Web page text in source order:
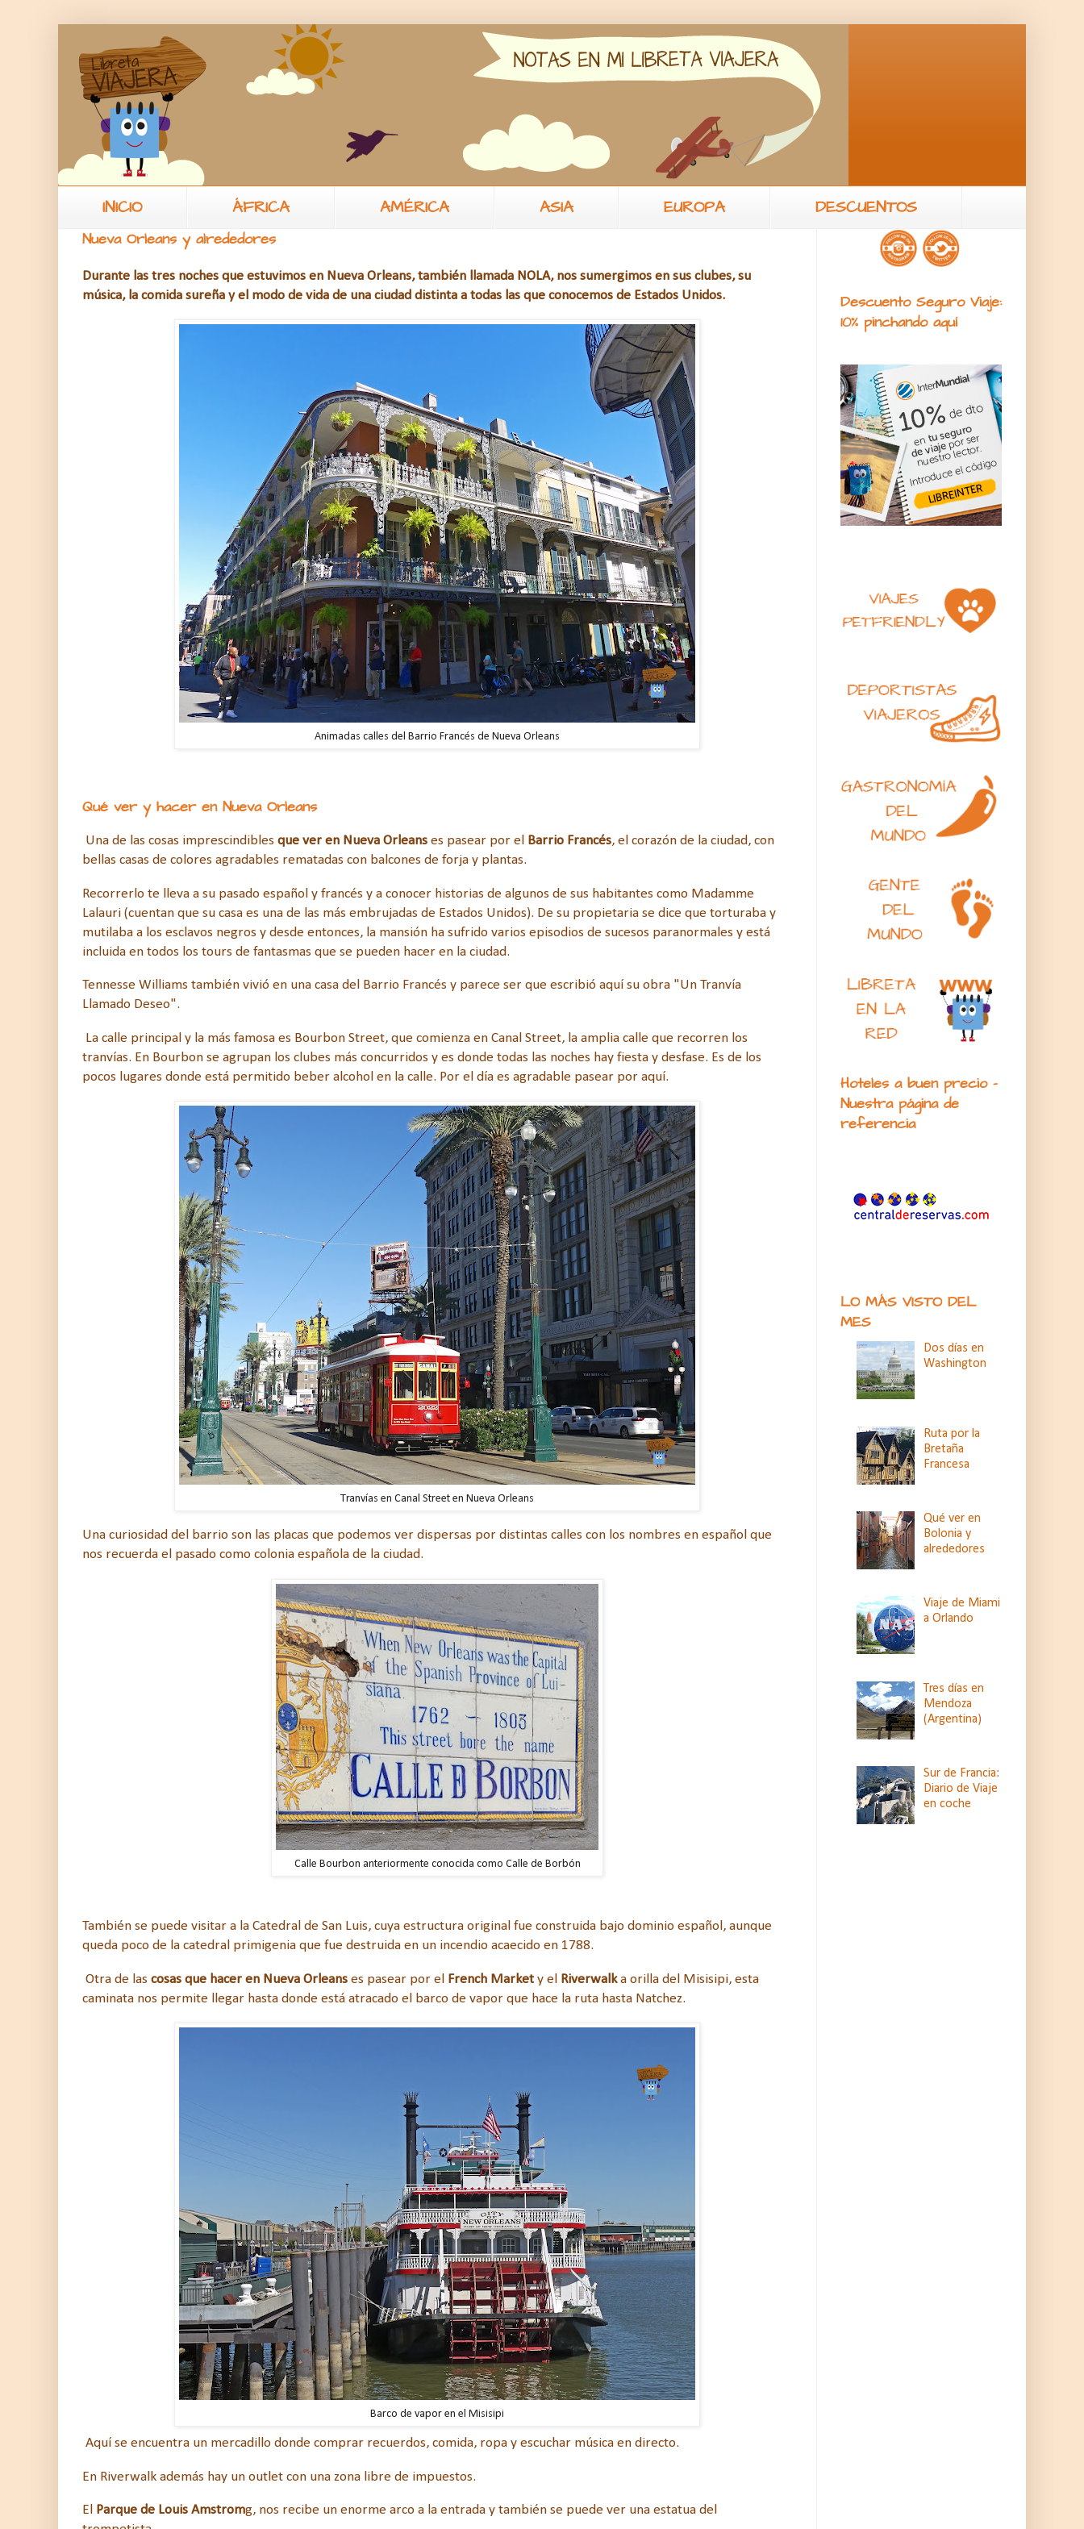
INICIO ÁFRICA AMÉRICA ASIA EUROPA DESCUENTOS
Nueva Orleans y alrededores
Durante las tres noches que estuvimos en Nueva Orleans, también llamada NOLA, nos sumergimos en sus clubes, su
música, la comida sureña y el modo de vida de una ciudad distinta a todas las que conocemos de Estados Unidos.
Animadas calles del Barrio Francés de Nueva Orleans
Qué ver y hacer en Nueva Orleans
Una de las cosas imprescindibles que ver en Nueva Orleans es pasear por el Barrio Francés, el corazón de la ciudad, con
bellas casas de colores agradables rematadas con balcones de forja y plantas.
Recorrerlo te lleva a su pasado español y francés y a conocer historias de algunos de sus habitantes como Madamme
Lalauri (cuentan que su casa es una de las más embrujadas de Estados Unidos). De su propietaria se dice que torturaba y
mutilaba a los esclavos negros y desde entonces, la mansión ha sufrido varios episodios de sucesos paranormales y está
incluida en todos los tours de fantasmas que se pueden hacer en la ciudad.
Tennesse Williams también vivió en una casa del Barrio Francés y parece ser que escribió aquí su obra "Un Tranvía
Llamado Deseo".
La calle principal y la más famosa es Bourbon Street, que comienza en Canal Street, la amplia calle que recorren los
tranvías. En Bourbon se agrupan los clubes más concurridos y es donde todas las noches hay fiesta y desfase. Es de los
pocos lugares donde está permitido beber alcohol en la calle. Por el día es agradable pasear por aquí.
Tranvías en Canal Street en Nueva Orleans
Una curiosidad del barrio son las placas que podemos ver dispersas por distintas calles con los nombres en español que
nos recuerda el pasado como colonia española de la ciudad.
Calle Bourbon anteriormente conocida como Calle de Borbón
También se puede visitar a la Catedral de San Luis, cuya estructura original fue construida bajo dominio español, aunque
queda poco de la catedral primigenia que fue destruida en un incendio acaecido en 1788.
Otra de las cosas que hacer en Nueva Orleans es pasear por el French Market y el Riverwalka orilla del Misisipi, esta
caminata nos permite llegar hasta donde está atracado el barco de vapor que hace la ruta hasta Natchez.
Barco de vapor en el Misisipi
Aquí se encuentra un mercadillo donde comprar recuerdos, comida, ropa y escuchar música en directo.
En Riverwalk además hay un outlet con una zona libre de impuestos.
El Parque de Louis Amstromg, nos recibe un enorme arco a la entrada y también se puede ver una estatua del
Descuento Seguro Viaje:
10% pinchando aquí
Hoteles a buen precio -
Nuestra página de
referencia
LO MÁS VISTO DEL
MES
Dos días en
Washington
Ruta por la
Bretaña
Francesa
Qué ver en
Bolonia y
alrededores
Viaje de Miami
a Orlando
Tres días en
Mendoza
(Argentina)
Sur de Francia:
Diario de Viaje
en coche